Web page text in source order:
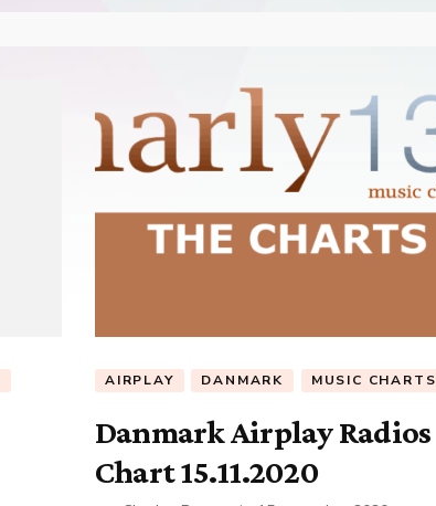
AIRPLAY DANMARK MUSIC CHARTS
Danmark Airplay Radios
Chart 15.11.2020